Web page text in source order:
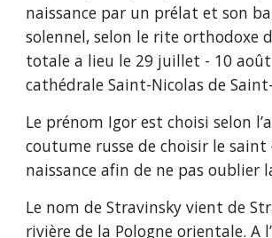
naissance par un prélat et son
solennel, selon le rite orthodoxe
totale a lieu le 29 juillet - 10
cathédrale Saint-Nicolas de
Le prénom Igor est choisi selon
coutume russe de choisir le
naissance afin de ne pas oublier
Le nom de Stravinsky vient de
rivière de la Pologne orientale. A